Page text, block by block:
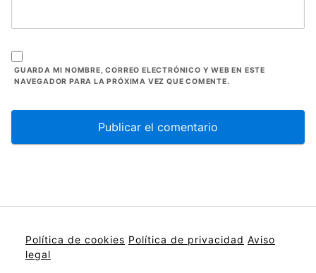
GUARDA MI NOMBRE, CORREO ELECTRÓNICO Y WEB EN ESTE
NAVEGADOR PARA LA PRÓXIMA VEZ QUE COMENTE.
Política de cookies Política de privacidad Aviso
legal